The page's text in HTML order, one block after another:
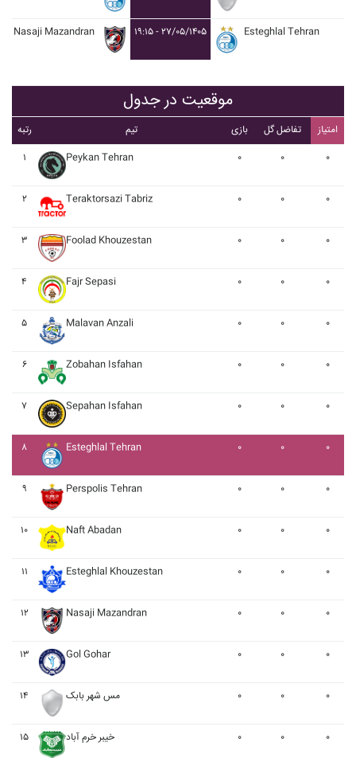
Nasaji Mazandran ۱۹:۱۵ - ۲۷/۰۵/۱۴۰۵ Esteghlal Tehran
موقعیت در جدول
رتبه تیم بازی تفاضل گل
امتیاز
۱
Peykan Tehran ۰ ۰ ۰
۲ Teraktorsazi Tabriz ۰ ۰ ۰
۳ Foolad Khouzestan ۰ ۰ ۰
۴ Fajr Sepasi ۰ ۰ ۰
۵ Malavan Anzali ۰ ۰ ۰
۶ Zobahan Isfahan ۰ ۰ ۰
۷ Sepahan Isfahan ۰ ۰ ۰
۸ Esteghlal Tehran ۰ ۰ ۰
۹ Perspolis Tehran ۰ ۰ ۰
۱۰ Naft Abadan ۰ ۰ ۰
۱۱ Esteghlal Khouzestan ۰ ۰ ۰
۱۲ Nasaji Mazandran ۰ ۰ ۰
۱۳ Gol Gohar ۰ ۰ ۰
۱۴ مس شهر بابک ۰ ۰ ۰
۱۵ خيبر خرم آباد ۰ ۰ ۰